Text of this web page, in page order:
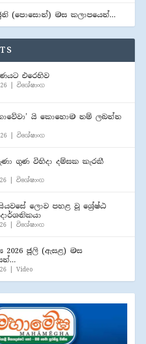
ජුනි (​පොසොන්) මස කලාපයෙන්…
එරෙහිව
|විශේෂාංග
යි කොහොම නම් ලබන්න
|විශේෂාංග
ගුණ විහිදා දම්සක කැරකී
|විශේෂාංග
ලොව පහළ වූ ශ්‍රේෂ්ඨ
|විශේෂාංග
2026 ජූලි (​ඇසළ) මස
|Video